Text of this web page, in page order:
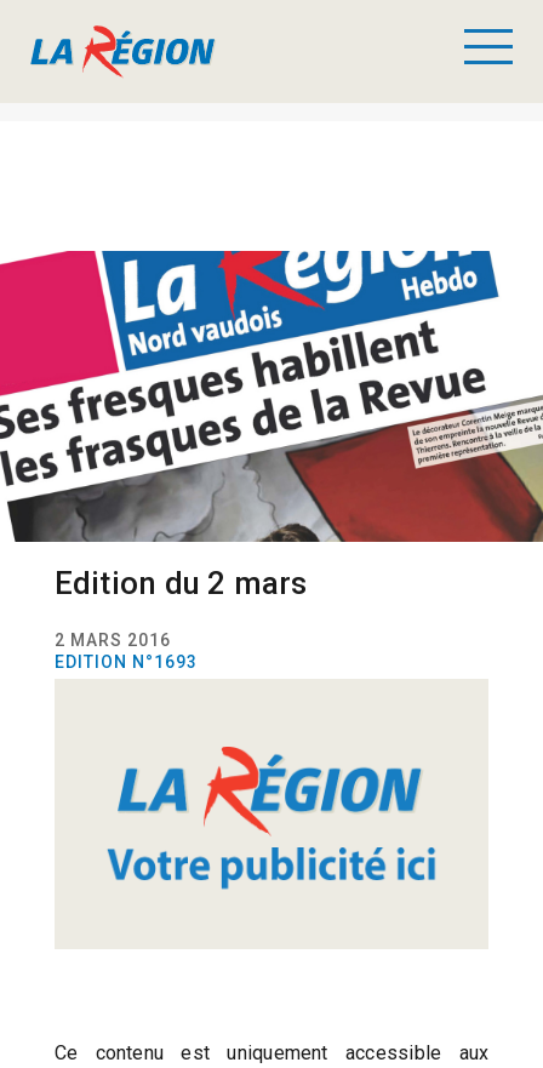
Edition du 2 mars
2 MARS 2016
EDITION N°1693
Ce contenu est uniquement accessible aux